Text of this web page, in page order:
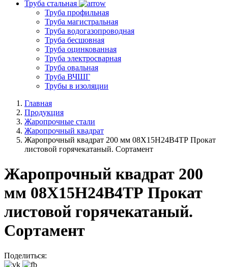
Труба стальная
Труба профильная
Труба магистральная
Труба водогазопроводная
Труба бесшовная
Труба оцинкованная
Труба электросварная
Труба овальная
Труба ВЧШГ
Трубы в изоляции
Главная
Продукция
Жаропрочные стали
Жаропрочный квадрат
Жаропрочный квадрат 200 мм 08Х15Н24В4ТР Прокат
листовой горячекатаный. Сортамент
Жаропрочный квадрат 200
мм 08Х15Н24В4ТР Прокат
листовой горячекатаный.
Сортамент
Поделиться: